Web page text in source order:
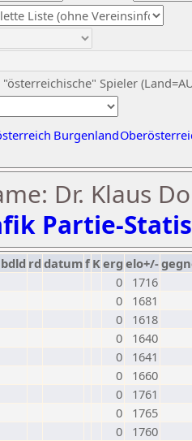
Spieler
Burgenland
Dr. Klaus
Partie-
bdld rd datumf Kerg elo+/-
0
1716
0
1681
0
1618
0
1640
0
1641
0
1660
0
1761
0
1765
0
1760